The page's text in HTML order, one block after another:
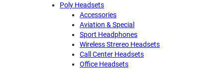
Poly Headsets
Accessories
Aviation & Special
Sport Headphones
Wireless Strereo Headsets
Call Center Headsets
Office Headsets